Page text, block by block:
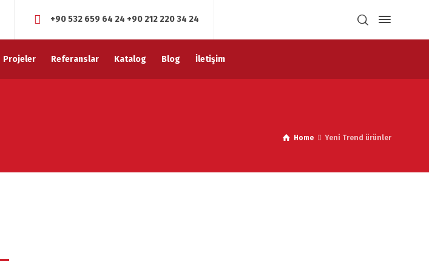
+90 532 659 64 24 +90 212 220 34 24
Projeler Referanslar Katalog Blog İletişim
Home Yeni Trend ürünler